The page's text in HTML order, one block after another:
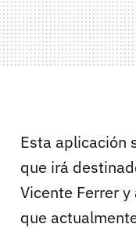
Esta aplicación
que irá
Vicente Ferrer
que